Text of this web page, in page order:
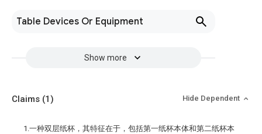
Table Devices Or Equipment
Show more
Claims (1) Hide Dependent
1.一种双层纸杯，其特征在于，包括第一纸杯本体和第二纸杯本